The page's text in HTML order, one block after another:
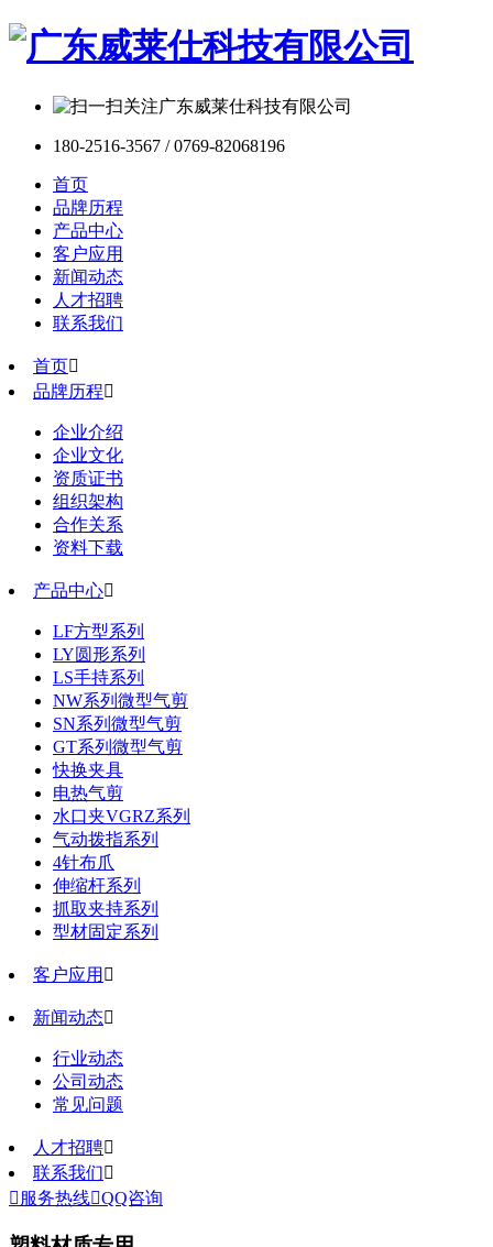
180-2516-3567 / 0769-82068196
首页
品牌历程
产品中心
客户应用
新闻动态
人才招聘
联系我们
首页
品牌历程
企业介绍
企业文化
资质证书
组织架构
合作关系
资料下载
产品中心
LF方型系列
LY圆形系列
LS手持系列
NW系列微型气剪
SN系列微型气剪
GT系列微型气剪
快换夹具
电热气剪
水口夹VGRZ系列
气动拨指系列
4针布爪
伸缩杆系列
抓取夹持系列
型材固定系列
客户应用 
新闻动态
行业动态
公司动态
常见问题
人才招聘
联系我们
 服务热线QQ咨询